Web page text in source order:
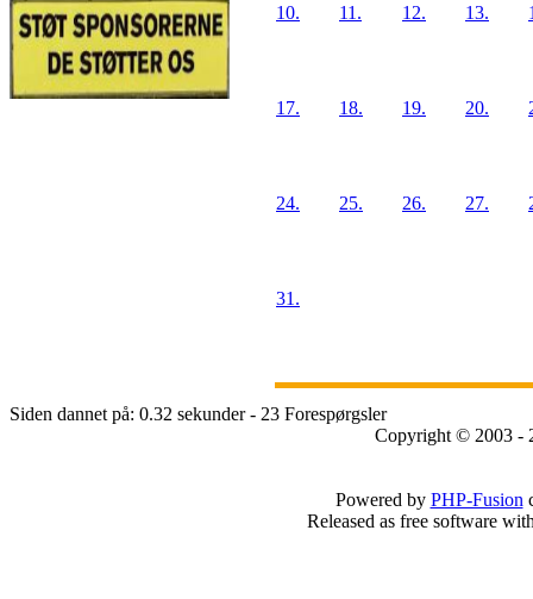
10. 11. 12. 13.
17. 18. 19. 20.
24. 25. 26. 27.
31.
Siden dannet på: 0.32 sekunder - 23 Forespørgsler
Copyright © 2003 -
Powered by PHP-Fusion
Released as free software